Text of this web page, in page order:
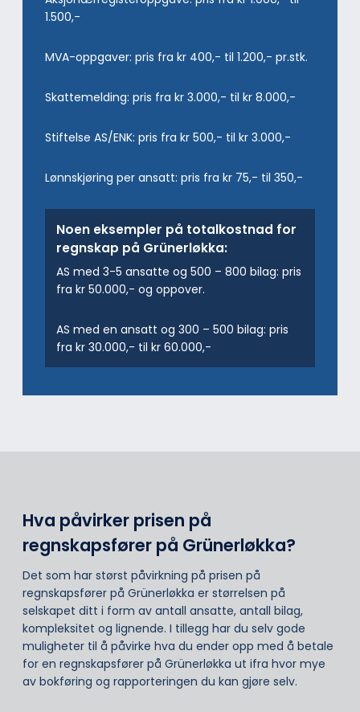
1.500,-
MVA-oppgaver: pris fra kr 400,- til 1.200,- pr.stk.
Skattemelding: pris fra kr 3.000,- til kr 8.000,-
Stiftelse AS/ENK: pris fra kr 500,- til kr 3.000,-
Lønnskjøring per ansatt: pris fra kr 75,- til 350,-
Noen eksempler på totalkostnad for
regnskap på Grünerløkka:
AS med 3-5 ansatte og 500 – 800 bilag: pris
fra kr 50.000,- og oppover.
AS med en ansatt og 300 – 500 bilag: pris
fra kr 30.000,- til kr 60.000,-
Hva påvirker prisen på
regnskapsfører på Grünerløkka?
Det som har størst påvirkning på prisen på
regnskapsfører på Grünerløkka er størrelsen på
selskapet ditt i form av antall ansatte, antall bilag,
kompleksitet og lignende. I tillegg har du selv gode
muligheter til å påvirke hva du ender opp med å betale
for en regnskapsfører på Grünerløkka ut ifra hvor mye
av bokføring og rapporteringen du kan gjøre selv.